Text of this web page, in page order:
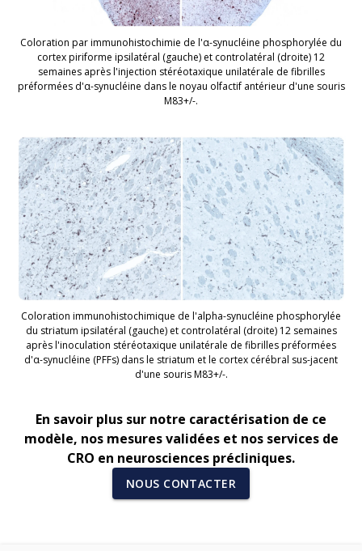
Coloration par immunohistochimie de l'α-synucléine phosphorylée du
cortex piriforme ipsilatéral (gauche) et controlatéral (droite) 12
semaines après l'injection stéréotaxique unilatérale de fibrilles
préformées d'α-synucléine dans le noyau olfactif antérieur d'une souris
M83+/-.
Coloration immunohistochimique de l'alpha-synucléine phosphorylée
du striatum ipsilatéral (gauche) et controlatéral (droite) 12 semaines
après l'inoculation stéréotaxique unilatérale de fibrilles préformées
d'α-synucléine (PFFs) dans le striatum et le cortex cérébral sus-jacent
d'une souris M83+/-.
En savoir plus sur notre caractérisation de ce
modèle, nos mesures validées et nos services de
CRO en neurosciences précliniques.
NOUS CONTACTER